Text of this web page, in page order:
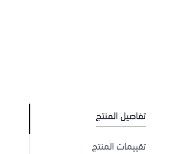
تفاصيل المنتج
تقييمات المنتج